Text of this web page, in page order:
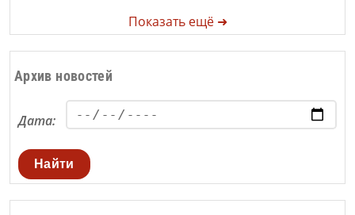
Показать ещё ➜
Архив новостей
Дата:
Найти